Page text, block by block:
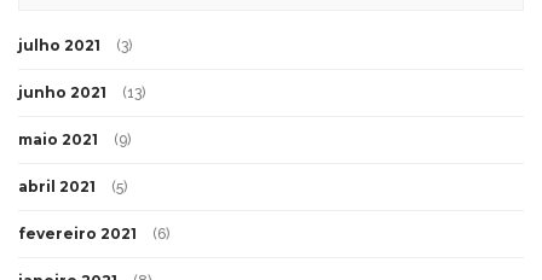
julho 2021 (3)
junho 2021 (13)
maio 2021 (9)
abril 2021 (5)
fevereiro 2021 (6)